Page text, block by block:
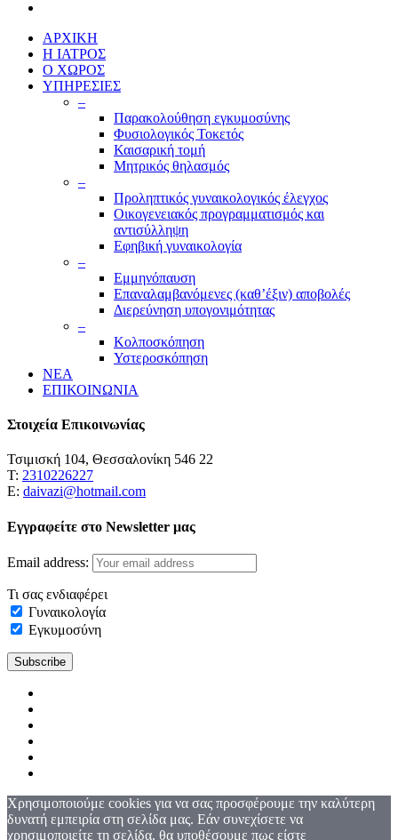
ΑΡΧΙΚΗ
Η ΙΑΤΡΟΣ
Ο ΧΩΡΟΣ
ΥΠΗΡΕΣΙΕΣ
–
Παρακολούθηση εγκυμοσύνης
Φυσιολογικός Τοκετός
Καισαρική τομή
Μητρικός θηλασμός
–
Προληπτικός γυναικολογικός έλεγχος
Οικογενειακός προγραμματισμός και
αντισύλληψη
Εφηβική γυναικολογία
–
Εμμηνόπαυση
Επαναλαμβανόμενες (καθ’έξιν) αποβολές
Διερεύνηση υπογονιμότητας
–
Κολποσκόπηση
Υστεροσκόπηση
ΝΕΑ
ΕΠΙΚΟΙΝΩΝΙΑ
Στοιχεία Επικοινωνίας
Τσιμισκή 104, Θεσσαλονίκη 546 22
Τ: 2310226227
Ε: daivazi@hotmail.com
Εγγραφείτε στο Newsletter μας
Email address:
Τι σας ενδιαφέρει
Γυναικολογία
Εγκυμοσύνη
Χρησιμοποιούμε cookies για να σας προσφέρουμε την καλύτερη
δυνατή εμπειρία στη σελίδα μας. Εάν συνεχίσετε να
χρησιμοποιείτε τη σελίδα, θα υποθέσουμε πως είστε